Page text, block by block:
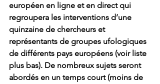
européen en ligne et en direct qui
regroupera les interventions d’une
quinzaine de chercheurs et
représentants de groupes ufologiques
de différents pays européens (voir liste
plus bas). De nombreux sujets seront
abordés en un temps court (moins de